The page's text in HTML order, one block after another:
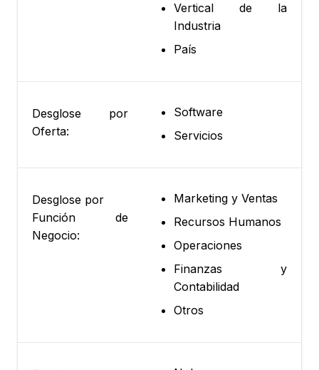
Vertical de la
Industria
País
Desglose por
Oferta:
Software
Servicios
Desglose por
Función de
Negocio:
Marketing y Ventas
Recursos Humanos
Operaciones
Finanzas y
Contabilidad
Otros